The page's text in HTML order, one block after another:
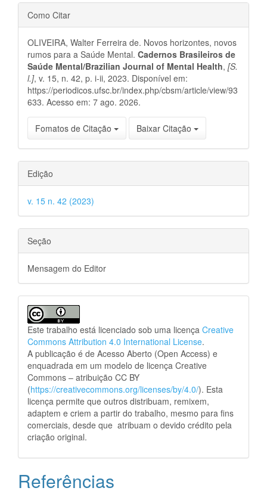
Detalhes
do
artigo
Como Citar
OLIVEIRA, Walter Ferreira de. Novos horizontes, novos
rumos para a Saúde Mental. Cadernos Brasileiros de
Saúde Mental/Brazilian Journal of Mental Health, [S.
l.], v. 15, n. 42, p. i-ii, 2023. Disponível em:
https://periodicos.ufsc.br/index.php/cbsm/article/view/93
633. Acesso em: 7 ago. 2026.
Fomatos de Citação Baixar Citação
Edição
v. 15 n. 42 (2023)
Seção
Mensagem do Editor
Este trabalho está licenciado sob uma licença Creative
Commons Attribution 4.0 International License.
A publicação é de Acesso Aberto (Open Access) e
enquadrada em um modelo de licença Creative
Commons – atribuição CC BY
(https://creativecommons.org/licenses/by/4.0/). Esta
licença permite que outros distribuam, remixem,
adaptem e criem a partir do trabalho, mesmo para fins
comerciais, desde que atribuam o devido crédito pela
criação original.
Referências